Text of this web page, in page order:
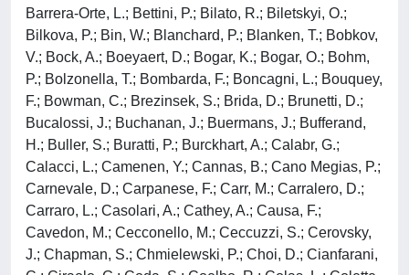
Barrera-Orte, L.; Bettini, P.; Bilato, R.; Biletskyi, O.;
Bilkova, P.; Bin, W.; Blanchard, P.; Blanken, T.; Bobkov,
V.; Bock, A.; Boeyaert, D.; Bogar, K.; Bogar, O.; Bohm,
P.; Bolzonella, T.; Bombarda, F.; Boncagni, L.; Bouquey,
F.; Bowman, C.; Brezinsek, S.; Brida, D.; Brunetti, D.;
Bucalossi, J.; Buchanan, J.; Buermans, J.; Bufferand,
H.; Buller, S.; Buratti, P.; Burckhart, A.; Calabr, G.;
Calacci, L.; Camenen, Y.; Cannas, B.; Cano Megias, P.;
Carnevale, D.; Carpanese, F.; Carr, M.; Carralero, D.;
Carraro, L.; Casolari, A.; Cathey, A.; Causa, F.;
Cavedon, M.; Cecconello, M.; Ceccuzzi, S.; Cerovsky,
J.; Chapman, S.; Chmielewski, P.; Choi, D.; Cianfarani,